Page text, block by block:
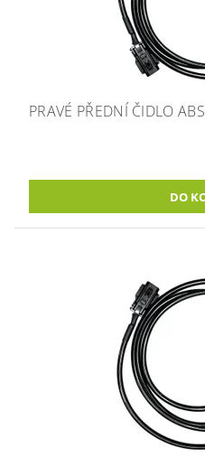
PRAVÉ PŘEDNÍ ČIDLO ABS